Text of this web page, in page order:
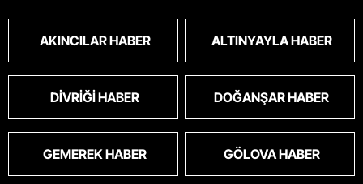
AKINCILAR HABER ALTINYAYLA HABER
DIVRIĞI HABER DOĞANŞAR HABER
GEMEREK HABER GÖLOVA HABER